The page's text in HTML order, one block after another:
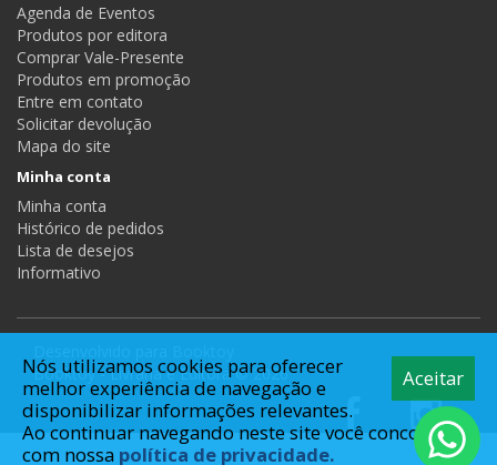
Agenda de Eventos
Produtos por editora
Comprar Vale-Presente
Produtos em promoção
Entre em contato
Solicitar devolução
Mapa do site
Minha conta
Minha conta
Histórico de pedidos
Lista de desejos
Informativo
Booktoy - Livraria e Editora © 2026
Aceitar
Nós utilizamos cookies para oferecer
melhor experiência de navegação e
disponibilizar informações relevantes.
Ao continuar navegando neste site você concorda
com nossa política de privacidade.